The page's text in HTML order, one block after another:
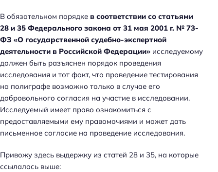
В обязательном порядке в соответствии со статьями
28 и 35 Федерального закона от 31 мая 2001 г. № 73-
ФЗ «О государственной судебно-экспертной
деятельности в Российской Федерации» исследуемому
должен быть разъяснен порядок проведения
исследования и тот факт, что проведение тестирования
на полиграфе возможно только в случае его
добровольного согласия на участие в исследовании.
Исследуемый имеет право ознакомиться с
предоставляемыми ему правомочиями и может дать
письменное согласие на проведение исследования.
Привожу здесь выдержку из статей 28 и 35, на которые
ссылалась выше: